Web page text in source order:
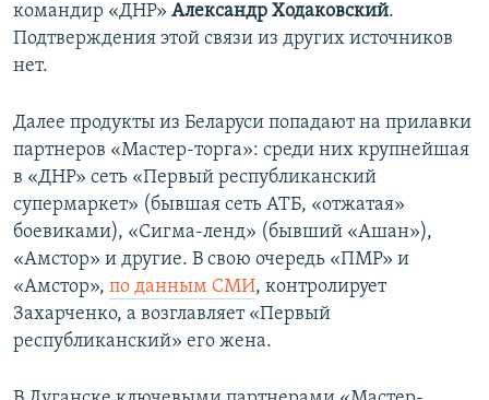
командир «ДНР» Александр Ходаковский.
Подтверждения этой связи из других источников
нет.
Далее продукты из Беларуси попадают на прилавки
партнеров «Мастер-торга»: среди них крупнейшая
в «ДНР» сеть «Первый республиканский
супермаркет» (бывшая сеть АТБ, «отжатая»
боевиками), «Сигма-ленд» (бывший «Ашан»),
«Амстор» и другие. В свою очередь «ПМР» и
«Амстор», по данным СМИ, контролирует
Захарченко, а возглавляет «Первый
республиканский» его жена.